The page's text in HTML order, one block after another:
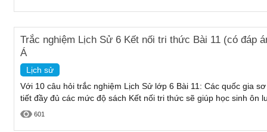
Trắc nghiệm Lịch Sử 6 Kết nối tri thức Bài 11 (có đáp
Á
Lịch sử
Với 10 câu hỏi trắc nghiệm Lịch Sử lớp 6 Bài 11: Các quốc gia
tiết đầy đủ các mức độ sách Kết nối tri thức sẽ giúp học sinh ôn
601